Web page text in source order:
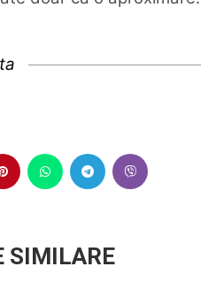
SIMILARE